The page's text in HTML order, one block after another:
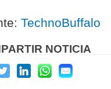
TechnoBuffalo
NOTICIA